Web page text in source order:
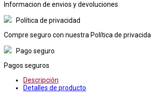
Informacion de envios y devoluciones
Política de privacidad
Compre seguro con nuestra Política de
Pago seguro
Pagos seguros
Descripción
Detalles de producto